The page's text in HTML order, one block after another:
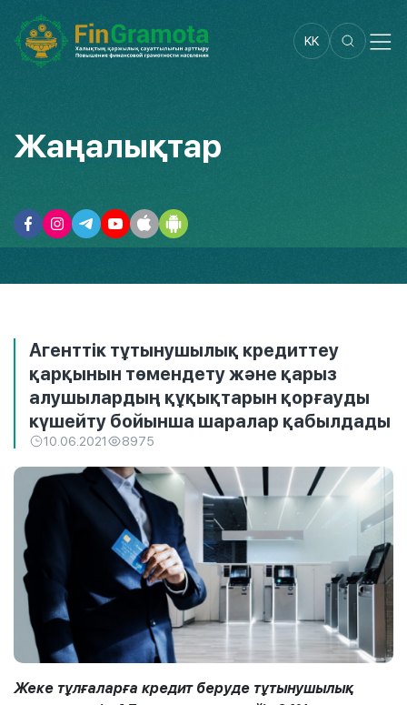
KK
Жаңалықтар
Агенттік тұтынушылық кредиттеу
қарқынын төмендету және қарыз
алушылардың құқықтарын қорғауды
күшейту бойынша шаралар қабылдады
10.06.2021 8975
Жеке тұлғаларға кредит беруде тұтынушылық